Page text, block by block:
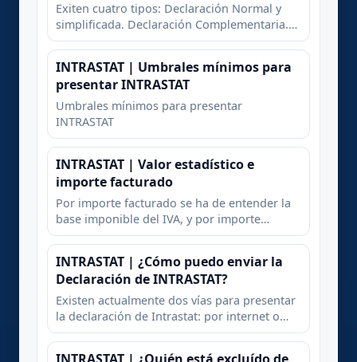
Exiten cuatro tipos: Declaración Normal y
simplificada. Declaración Complementaria.
Declaración si Operaciones y declaración
INTRASTAT | Umbrales mínimos para
presentar INTRASTAT
Umbrales mínimos para presentar
INTRASTAT
INTRASTAT | Valor estadístico e
importe facturado
Por importe facturado se ha de entender la
base imponible del IVA, y por importe
estadístico corresponde al valor que tendría
trata de introducciones, o salir, si se trata de
expediciones, en/del el territorio estadístico
español
INTRASTAT | ¿Cómo puedo enviar la
Declaración de INTRASTAT?
Existen actualmente dos vías para presentar
la declaración de Intrastat: por internet o
mediante impreso oficial en papel